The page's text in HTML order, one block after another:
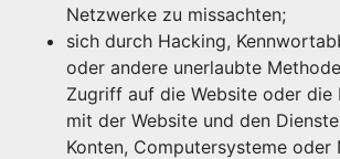
Netzwerke zu missachten;
sich durch Hacking,
oder andere unerlaubte
Zugriff auf die Website oder die
mit der Website und den
Konten, Computersysteme oder